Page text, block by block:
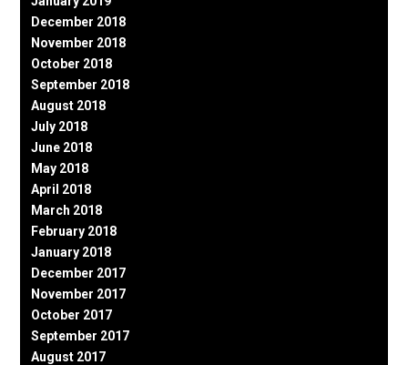
December 2018
November 2018
October 2018
September 2018
August 2018
July 2018
June 2018
May 2018
April 2018
March 2018
February 2018
January 2018
December 2017
November 2017
October 2017
September 2017
August 2017